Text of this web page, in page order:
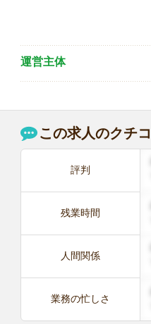
運営主体
この求人のクチ
評判
残業時間
人間関係
業務の忙しさ